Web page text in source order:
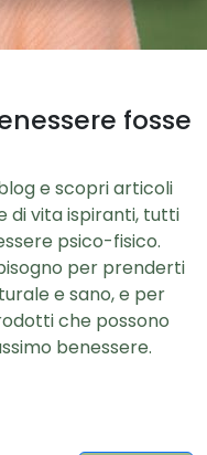
fosse
e scopri articoli
di vita ispiranti, tutti
psico-fisico.
per prenderti
e sano, e per
che possono
benessere.